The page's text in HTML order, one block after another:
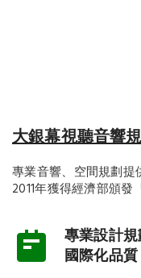
大銀幕視聽音響
專業音響、空間規劃
2011年獲得經濟部頒發
專業設計
國際化品質